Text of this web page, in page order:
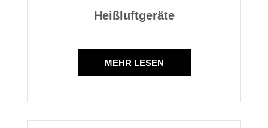
Heißluftgeräte
MEHR LESEN